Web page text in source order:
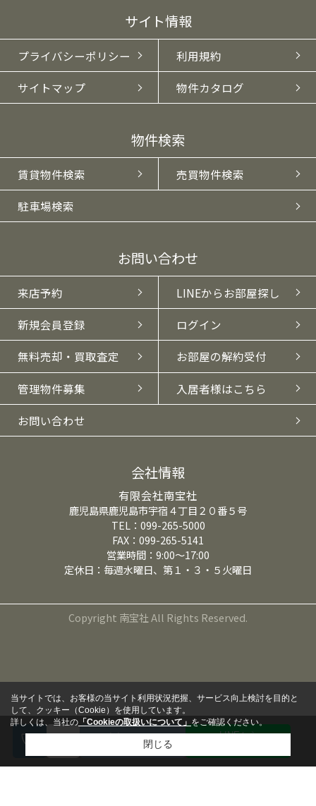
サイト情報
プライバシーポリシー 利用規約
サイトマップ 物件カタログ
物件検索
賃貸物件検索 売買物件検索
駐車場検索
お問い合わせ
来店予約 LINEからお部屋探し
新規会員登録 ログイン
無料売却・買取査定 お部屋の解約受付
管理物件募集 入居者様はこちら
お問い合わせ
会社情報
有限会社南宝社
鹿児島県鹿児島市宇宿４丁目２０番５号
TEL：099-265-5000
FAX：099-265-5141
営業時間：9:00～17:00
定休日：毎週水曜日、第１・３・５火曜日
Copyright 南宝社 All Rights Reserved.
来店予約
LINEから
当サイトでは、お客様の当サイト利用状況把握、サービス向上検討を目的と
して、クッキー（Cookie）を使用しています。
詳しくは、当社の 「Cookieの取扱いについて」をご確認ください。
閉じる